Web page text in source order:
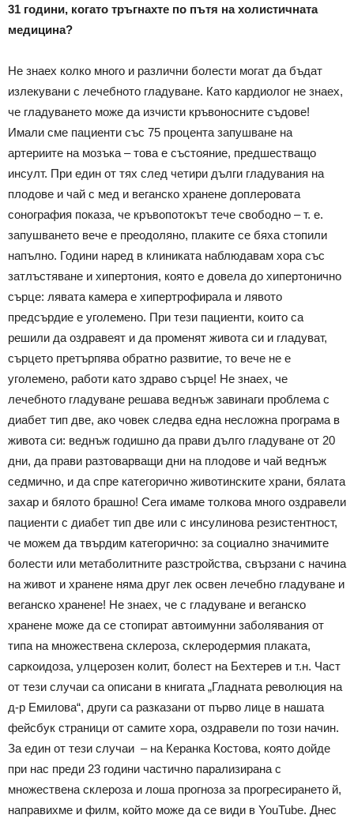
31 години, когато тръгнахте по пътя на холистичната
медицина?
Не знаех колко много и различни болести могат да бъдат
излекувани с лечебното гладуване. Като кардиолог не знаех,
че гладуването може да изчисти кръвоносните съдове!
Имали сме пациенти със 75 процента запушване на
артериите на мозъка – това е състояние, предшестващо
инсулт. При един от тях след четири дълги гладувания на
плодове и чай с мед и веганско хранене доплеровата
сонография показа, че кръвопотокът тече свободно – т. е.
запушването вече е преодоляно, плаките се бяха стопили
напълно. Години наред в клиниката наблюдавам хора със
затлъстяване и хипертония, която е довела до хипертонично
сърце: лявата камера е хипертрофирала и лявото
предсърдие е уголемено. При тези пациенти, които са
решили да оздравеят и да променят живота си и гладуват,
сърцето претърпява обратно развитие, то вече не е
уголемено, работи като здраво сърце! Не знаех, че
лечебното гладуване решава веднъж завинаги проблема с
диабет тип две, ако човек следва една несложна програма в
живота си: веднъж годишно да прави дълго гладуване от 20
дни, да прави разтоварващи дни на плодове и чай веднъж
седмично, и да спре категорично животинските храни, бялата
захар и бялото брашно! Сега имаме толкова много оздравели
пациенти с диабет тип две или с инсулинова резистентност,
че можем да твърдим категорично: за социално значимите
болести или метаболитните разстройства, свързани с начина
на живот и хранене няма друг лек освен лечебно гладуване и
веганско хранене! Не знаех, че с гладуване и веганско
хранене може да се стопират автоимунни заболявания от
типа на множествена склероза, склеродермия плаката,
саркоидоза, улцерозен колит, болест на Бехтерев и т.н. Част
от тези случаи са описани в книгата „Гладната революция на
д-р Емилова“, други са разказани от първо лице в нашата
фейсбук страници от самите хора, оздравели по този начин.
За един от тези случаи – на Керанка Костова, която дойде
при нас преди 23 години частично парализирана с
множествена склероза и лоша прогноза за прогресирането й,
направихме и филм, който може да се види в YouTube. Днес